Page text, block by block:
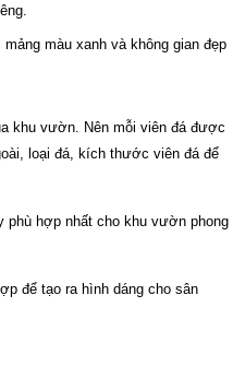
màu xanh và không gian đẹp
khu vườn. Nên mỗi viên đá được
loại đá, kích thước viên đá để
phù hợp nhất cho khu vườn phong
để tạo ra hình dáng cho sân